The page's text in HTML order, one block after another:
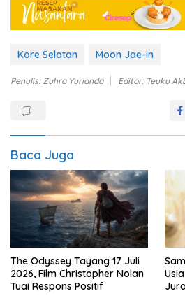
Kore Selatan Moon Jae-in
Penulis: Zuhra Yurianda Editor: Teuku
Baca Juga
The Odyssey Tayang 17 Juli
2026, Film Christopher Nolan
Tuai Respons Positif